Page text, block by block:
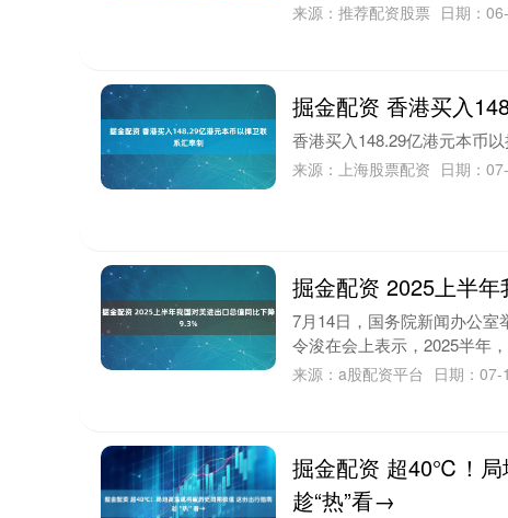
来源：推荐配资股票 日期：
掘金配资 香港买入
香港买入148.29亿港元本币
来源：上海股票配资 日期：
掘金配资 2025上半
7月14日，国务院新闻办公室
令浚在会上表示，2025半年
来源：a股配资平台 日期：07-
掘金配资 超40℃！局
趁“热”看→